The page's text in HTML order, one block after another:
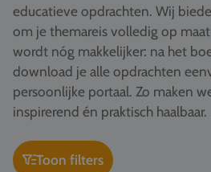
Vacatures
Contact
076 522 30 57
Klantportaal
educatieve opdrachten. Wij
om je themareis volledig op
wordt nóg makkelijker: na het
download je alle opdrachten
persoonlijke portaal. Zo maken
inspirerend én praktisch haalbaar.
Toon filters